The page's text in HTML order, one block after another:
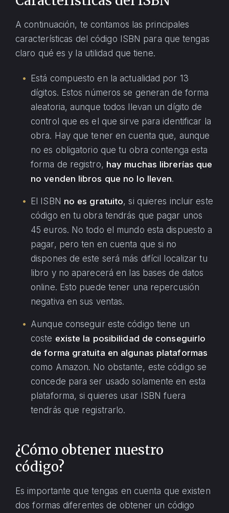
A continuación, te contamos las principales
características del código ISBN para que tengas
claro qué es y la utilidad que tiene.
Está compuesto en la actualidad por 13
dígitos. Estos números se generan de forma
aleatoria, aunque todos llevan un dígito de
control que es el que sirve para identificar la
obra. Hay que tener en cuenta que, aunque
no es obligatorio que tu obra contenga esta
forma de registro, hay muchas librerías que
no venden libros que no lo lleven.
El ISBN no es gratuito, si quieres incluir este
código en tu obra tendrás que pagar unos
45 euros. No todo el mundo esta dispuesto a
pagar, pero ten en cuenta que si no
dispones de este será más difícil localizar tu
libro y no aparecerá en las bases de datos
online. Esto puede tener una repercusión
negativa en sus ventas.
Aunque conseguir este código tiene un
coste existe la posibilidad de conseguirlo
de forma gratuita en algunas plataformas
como Amazon. No obstante, este código se
concede para ser usado solamente en esta
plataforma, si quieres usar ISBN fuera
tendrás que registrarlo.
¿Cómo obtener nuestro
código?
Es importante que tengas en cuenta que existen
dos formas diferentes de obtener un código